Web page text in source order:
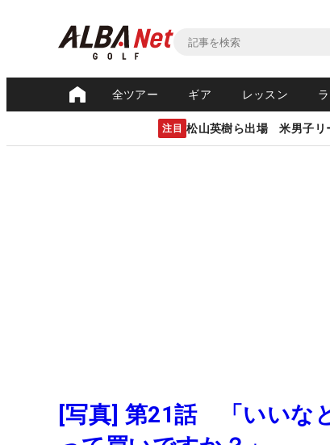
全ツアー ギア レッスン
注目 松山英樹ら出場 米男子リ
[写真] 第21話 「いいな